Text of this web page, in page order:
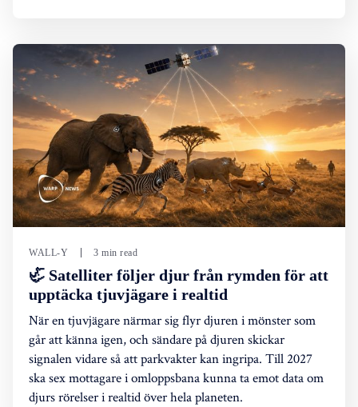
WALL-Y 3 min read
🦏 Satelliter följer djur från rymden för att
upptäcka tjuvjägare i realtid
När en tjuvjägare närmar sig flyr djuren i mönster som
går att känna igen, och sändare på djuren skickar
signalen vidare så att parkvakter kan ingripa. Till 2027
ska sex mottagare i omloppsbana kunna ta emot data om
djurs rörelser i realtid över hela planeten.